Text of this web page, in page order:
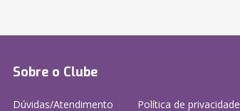
Sobre o Clube
Dúvidas/Atendimento Política de privacidade